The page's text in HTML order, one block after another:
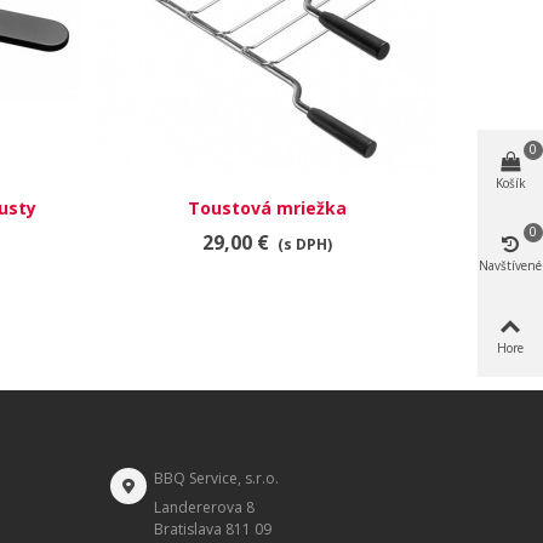
RÝCHLY NÁHĽAD
Toustová mriežka
29,00 € (s DPH)
BBQ Service, s.r.o.
Landererova 8
Bratislava 811 09
Košík
0
Navštívené
0
Hore